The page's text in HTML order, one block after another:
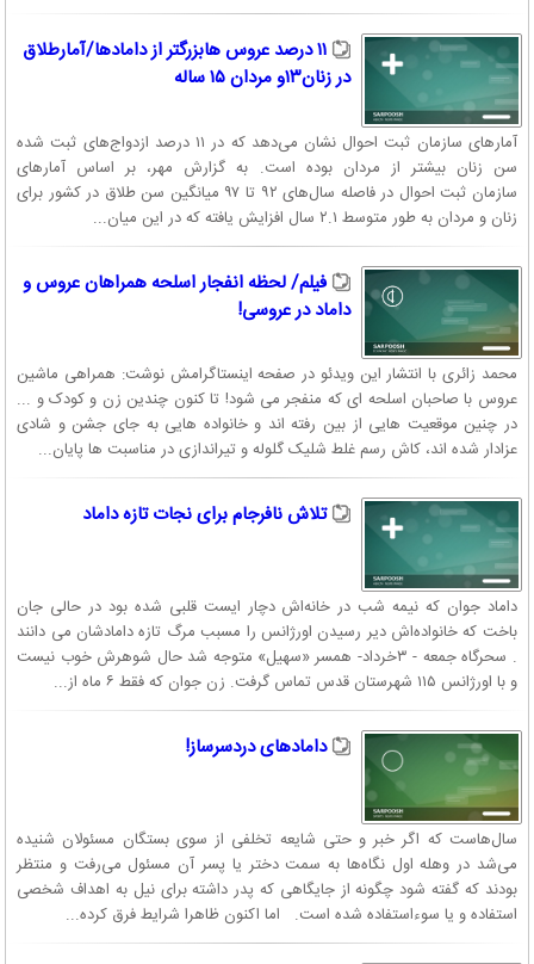
۱۱ درصد عروس هابزرگتر از دامادها/آمارطلاق
در زنان۱۳و مردان ۱۵ ساله
آمارهای سازمان ثبت احوال نشان می‌دهد که در ۱۱ درصد ازدواج‌های ثبت شده
سن زنان بیشتر از مردان بوده است. به گزارش مهر، بر اساس آمارهای
سازمان ثبت احوال در فاصله سال‌های ۹۲ تا ۹۷ میانگین سن طلاق در کشور برای
زنان و مردان به طور متوسط ۲.۱ سال افزایش یافته که در این میان...
فیلم/ لحظه انفجار اسلحه همراهان عروس و
داماد در عروسی!
محمد زائری با انتشار این ویدئو در صفحه اینستاگرامش نوشت: همراهی ماشین
عروس با صاحبان اسلحه ای که منفجر می شود! تا کنون چندین زن و کودک و ...
در چنین موقعیت هایی از بین رفته اند و خانواده هایی به جای جشن و شادی
عزادار شده اند، کاش رسم غلط شلیک گلوله و تیراندازی در مناسبت ها پایان...
تلاش نافرجام برای نجات تازه داماد
داماد جوان که نیمه شب در خانه‌اش دچار ایست قلبی شده بود در حالی جان
باخت که خانواده‌اش دیر رسیدن اورژانس را مسبب مرگ تازه دامادشان می دانند
. سحرگاه جمعه - ۳خرداد- همسر «سهیل» متوجه شد حال شوهرش خوب نیست
و با اورژانس ۱۱۵ شهرستان قدس تماس گرفت. زن جوان که فقط ۶ ماه از...
دامادهای دردسرساز!
سال‌هاست که اگر خبر و حتی شایعه تخلفی از سوی بستگان مسئولان شنیده
می‌شد در وهله اول نگاه‌ها به سمت دختر یا پسر آن مسئول می‌رفت و منتظر
بودند که گفته شود چگونه از جایگاهی که پدر داشته برای نیل به اهداف شخصی
استفاده و یا سوءاستفاده شده است. اما اکنون ظاهرا شرایط فرق کرده...